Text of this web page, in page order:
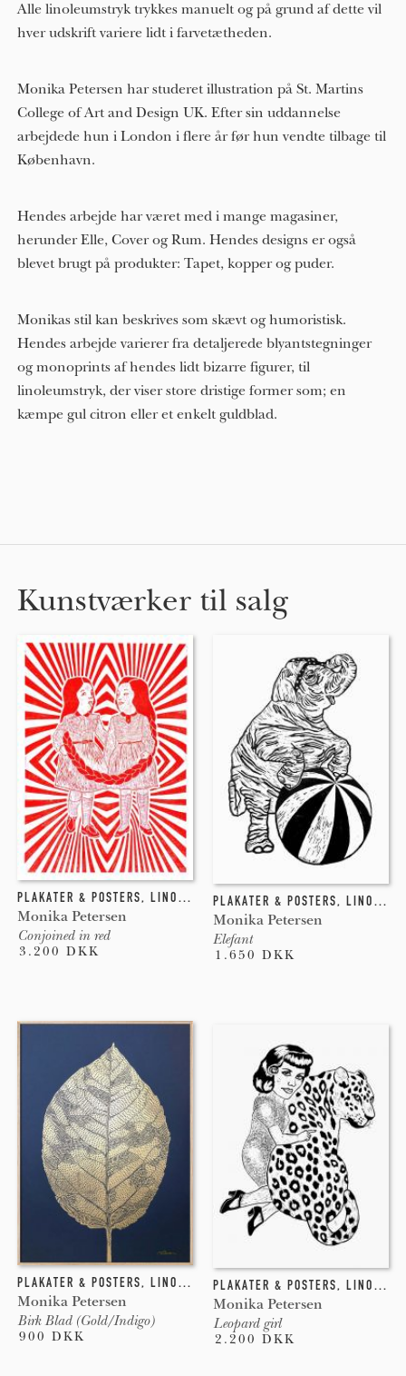
Alle linoleumstryk trykkes manuelt og på grund af dette vil
hver udskrift variere lidt i farvetætheden.
Monika Petersen har studeret illustration på St. Martins
College of Art and Design UK. Efter sin uddannelse
arbejdede hun i London i flere år før hun vendte tilbage til
København.
Hendes arbejde har været med i mange magasiner,
herunder Elle, Cover og Rum. Hendes designs er også
blevet brugt på produkter: Tapet, kopper og puder.
Monikas stil kan beskrives som skævt og humoristisk.
Hendes arbejde varierer fra detaljerede blyantstegninger
og monoprints af hendes lidt bizarre figurer, til
linoleumstryk, der viser store dristige former som; en
kæmpe gul citron eller et enkelt guldblad.
Kunstværker til salg
PLAKATER & POSTERS, LINOLEUMSTRYK
Monika Petersen
Conjoined in red
3.200 DKK
PLAKATER & POSTERS, LINOLEUMSTRYK
Monika Petersen
Elefant
1.650 DKK
PLAKATER & POSTERS, LINOLEUMSTRYK
Monika Petersen
Birk Blad (Gold/Indigo)
900 DKK
PLAKATER & POSTERS, LINOLEUMSTRYK
Monika Petersen
Leopard girl
2.200 DKK